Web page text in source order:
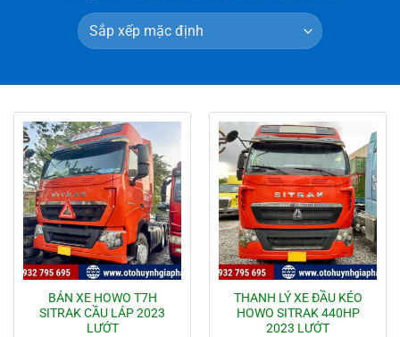
BÁN XE HOWO T7H
SITRAK CẦU LÁP 2023
LƯỚT
THANH LÝ XE ĐẦU KÉO
HOWO SITRAK 440HP
2023 LƯỚT